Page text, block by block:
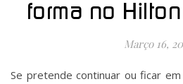
forma no
Março 16,
Se pretende continuar ou ficar em forma durante as férias,